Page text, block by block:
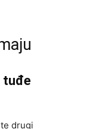
tuđe
drugi